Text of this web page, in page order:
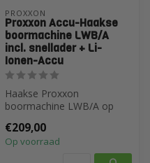
PROXXON
Proxxon Accu-Haakse
boormachine LWB/A
incl. snellader + Li-
Ionen-Accu
Haakse Proxxon
boormachine LWB/A op
in tegelwerk. In...
€209,00
Op voorraad